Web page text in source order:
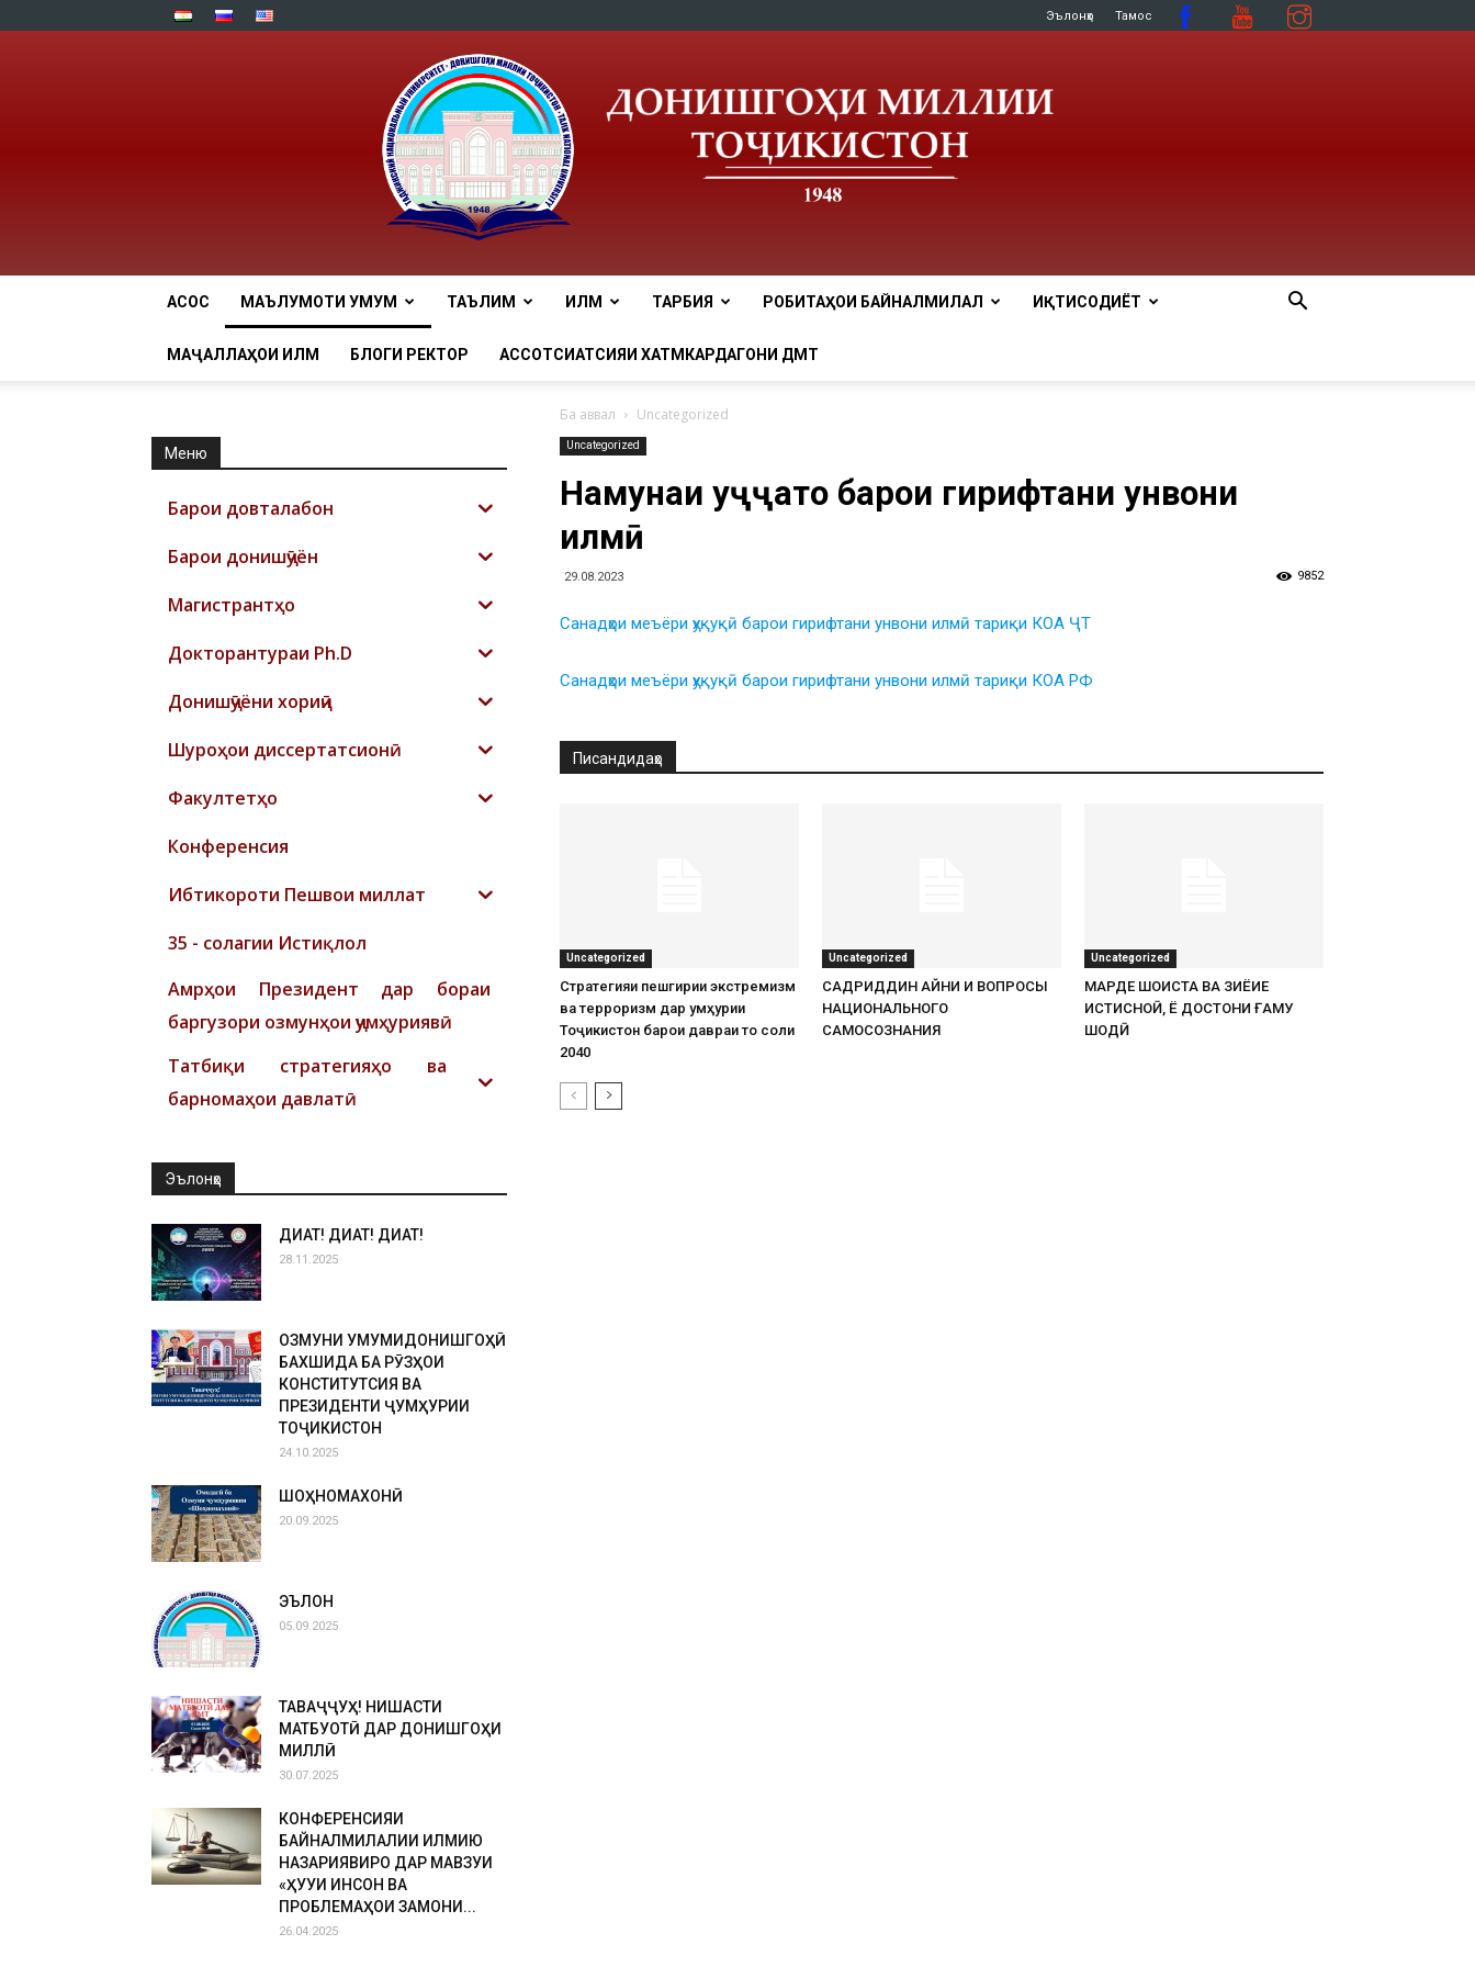
Эълонҳо Тамос
tnu
АСОСӢ МАЪЛУМОТИ УМУМӢ ТАЪЛИМ ИЛМ ТАРБИЯ РОБИТАҲОИ БАЙНАЛМИЛАЛӢ ИҚТИСОДИЁТ
МАҶАЛЛАҲОИ ИЛМӢ БЛОГИ РЕКТОР АССОТСИАТСИЯИ ХАТМКАРДАГОНИ ДМТ
Ба аввал Uncategorized
Uncategorized
Намунаи ҳуҷҷатҳо барои гирифтани унвони
илмӣ
29.08.2023 9852
Санадҳои меъёри ҳуқуқӣ барои гирифтани унвони илмӣ тариқи КОА ҶТ
Санадҳои меъёри ҳуқуқӣ барои гирифтани унвони илмӣ тариқи КОА РФ
Писандидаҳо
Uncategorized
Стратегияи пешгирии экстремизм
ва терроризм дар Ҷумҳурии
Тоҷикистон барои давраи то соли
2040
Uncategorized
САДРИДДИН АЙНИ И ВОПРОСЫ
НАЦИОНАЛЬНОГО
САМОСОЗНАНИЯ
Uncategorized
МАРДЕ ШОИСТА ВА ЗИЁИЕ
ИСТИСНОӢ, Ё ДОСТОНИ ҒАМУ
ШОДӢ
Меню
Барои довталабон
Барои донишҷӯён
Магистрантҳо
Докторантураи Ph.D
Донишҷӯёни хориҷӣ
Шyроҳои диссертатсионӣ
Факултетҳо
Конференсия
Ибтикороти Пешвои миллат
35 - солагии Истиқлол
Амрҳои Президент дар бораи
баргузори озмунҳои ҷумҳуриявӣ
Татбиқи стратегияҳо ва
барномаҳои давлатӣ
Эълонҳо
ДИҚҚАТ! ДИҚҚАТ! ДИҚҚАТ!
28.11.2025
ОЗМУНИ УМУМИДОНИШГОҲӢ
БАХШИДА БА РӮЗҲОИ
КОНСТИТУТСИЯ ВА
ПРЕЗИДЕНТИ ҶУМҲУРИИ
ТОҶИКИСТОН
24.10.2025
ШОҲНОМАХОНӢ
20.09.2025
ЭЪЛОН
05.09.2025
ТАВАҶҶУҲ! НИШАСТИ
МАТБУОТӢ ДАР ДОНИШГОҲИ
МИЛЛӢ
30.07.2025
КОНФЕРЕНСИЯИ
БАЙНАЛМИЛАЛИИ ИЛМИЮ
НАЗАРИЯВИРО ДАР МАВЗУИ
«ҲУҚУҚИ ИНСОН ВА
ПРОБЛЕМАҲОИ ЗАМОНИ...
26.04.2025